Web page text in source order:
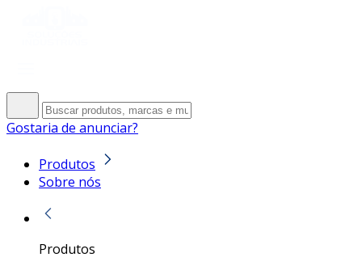
Gostaria de anunciar?
Produtos
Sobre nós
Produtos